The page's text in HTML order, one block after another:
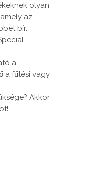
olyan
az
bír.
a
a fűtési vagy
Akkor